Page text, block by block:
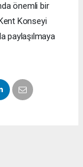
önemli bir
Konseyi
paylaşılmaya